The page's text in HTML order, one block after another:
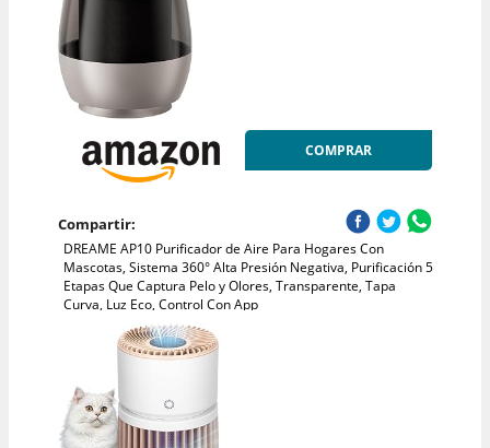
COMPRAR
Compartir:
DREAME AP10 Purificador de Aire Para Hogares Con
Mascotas, Sistema 360° Alta Presión Negativa, Purificación 5
Etapas Que Captura Pelo y Olores, Transparente, Tapa
Curva, Luz Eco, Control Con App